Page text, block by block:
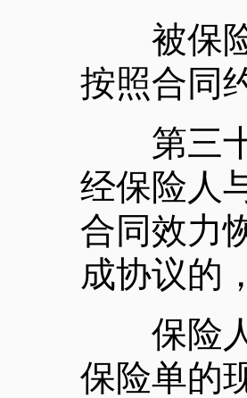
被保险
按照合同
第三十
经保险人
合同效力
成协议的
保险人
保险单的